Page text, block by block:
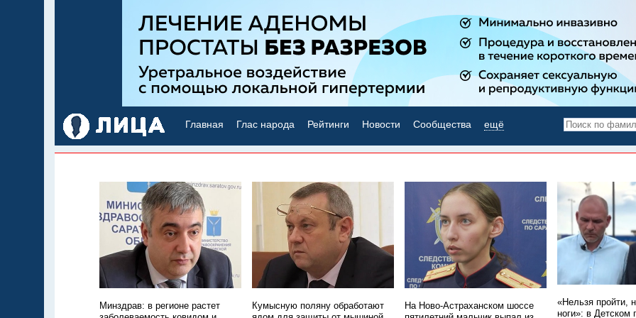
Главная Глас народа Рейтинги Новости Сообщества ещё
Минздрав: в регионе растет
Кумысную поляну обработают
На Ново-Астраханском шоссе
«Нельзя пройти,
ноги»: в Детском